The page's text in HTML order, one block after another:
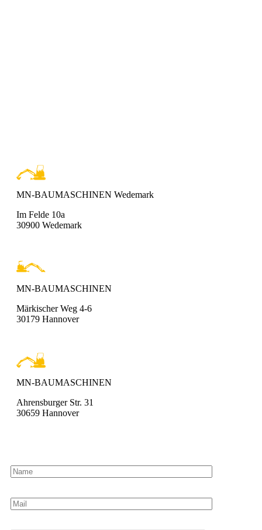
MN-BAUMASCHINEN Wedemark
Im Felde 10a
30900 Wedemark
MN-BAUMASCHINEN
Märkischer Weg 4-6
30179 Hannover
MN-BAUMASCHINEN
Ahrensburger Str. 31
30659 Hannover